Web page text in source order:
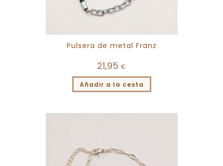
Pulsera de metal Franz
21,95 €
Añadir a la cesta